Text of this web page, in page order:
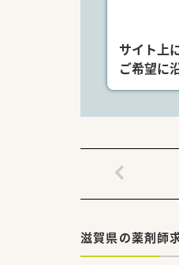
サイト上
ご希望に
滋賀県の薬剤師